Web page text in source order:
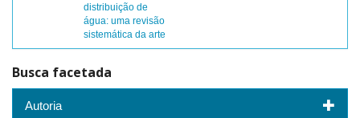
distribuição de
água: uma revisão
sistemática da arte
Busca facetada
Autoria